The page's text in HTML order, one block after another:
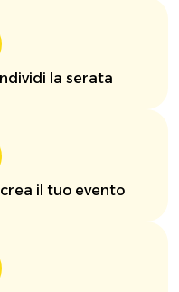
la serata
il tuo evento